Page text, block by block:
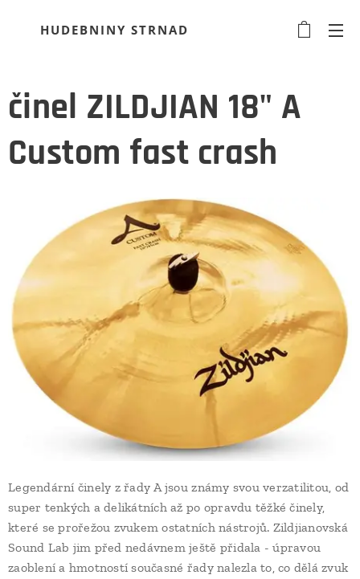
HUDEBNINY STRNAD
činel ZILDJIAN 18" A
Custom fast crash
Legendární činely z řady A jsou známy svou verzatilitou, od
super tenkých a delikátních až po opravdu těžké činely,
které se prořežou zvukem ostatních nástrojů. Zildjianovská
Sound Lab jim před nedávnem ještě přidala - úpravou
zaoblení a hmotností současné řady nalezla to, co dělá zvuk